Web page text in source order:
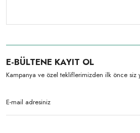
E-BÜLTENE KAYIT OL
Kampanya ve özel tekliflerimizden ilk önce siz